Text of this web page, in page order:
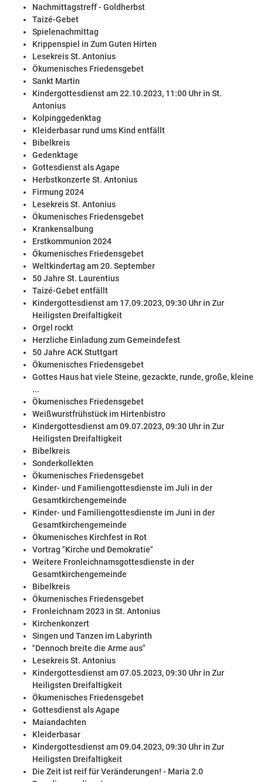
Nachmittagstreff - Goldherbst
Taizé-Gebet
Spielenachmittag
Krippenspiel in Zum Guten Hirten
Lesekreis St. Antonius
Ökumenisches Friedensgebet
Sankt Martin
Kindergottesdienst am 22.10.2023, 11:00 Uhr in St.
Antonius
Kolpinggedenktag
Kleiderbasar rund ums Kind entfällt
Bibelkreis
Gedenktage
Gottesdienst als Agape
Herbstkonzerte St. Antonius
Firmung 2024
Lesekreis St. Antonius
Ökumenisches Friedensgebet
Krankensalbung
Erstkommunion 2024
Ökumenisches Friedensgebet
Weltkindertag am 20. September
50 Jahre St. Laurentius
Taizé-Gebet entfällt
Kindergottesdienst am 17.09.2023, 09:30 Uhr in Zur
Heiligsten Dreifaltigkeit
Orgel rockt
Herzliche Einladung zum Gemeindefest
50 Jahre ACK Stuttgart
Ökumenisches Friedensgebet
Gottes Haus hat viele Steine, gezackte, runde, große, kleine
...
Ökumenisches Friedensgebet
Weißwurstfrühstück im Hirtenbistro
Kindergottesdienst am 09.07.2023, 09:30 Uhr in Zur
Heiligsten Dreifaltigkeit
Bibelkreis
Sonderkollekten
Ökumenisches Friedensgebet
Kinder- und Familiengottesdienste im Juli in der
Gesamtkirchengemeinde
Kinder- und Familiengottesdienste im Juni in der
Gesamtkirchengemeinde
Ökumenisches Kirchfest in Rot
Vortrag "Kirche und Demokratie"
Weitere Fronleichnamsgottesdienste in der
Gesamtkirchengemeinde
Bibelkreis
Ökumenisches Friedensgebet
Fronleichnam 2023 in St. Antonius
Kirchenkonzert
Singen und Tanzen im Labyrinth
"Dennoch breite die Arme aus"
Lesekreis St. Antonius
Kindergottesdienst am 07.05.2023, 09:30 Uhr in Zur
Heiligsten Dreifaltigkeit
Ökumenisches Friedensgebet
Gottesdienst als Agape
Maiandachten
Kleiderbasar
Kindergottesdienst am 09.04.2023, 09:30 Uhr in Zur
Heiligsten Dreifaltigkeit
Die Zeit ist reif für Veränderungen! - Maria 2.0